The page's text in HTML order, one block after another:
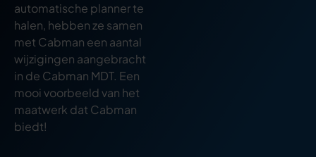
automatische planner te
halen, hebben ze samen
met Cabman een aantal
wijzigingen aangebracht
in de Cabman MDT. Een
mooi voorbeeld van het
maatwerk dat Cabman
biedt!